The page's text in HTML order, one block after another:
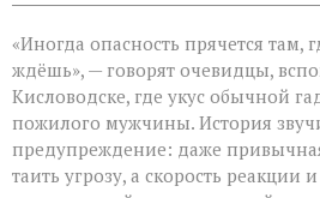
«Иногда опасность прячется там,
ждёшь», — говорят очевидцы,
Кисловодске, где укус обычной
пожилого мужчины. История
предупреждение: даже
таить угрозу, а скорость реакции